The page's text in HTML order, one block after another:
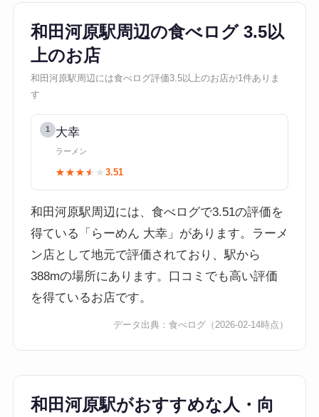
和田河原駅周辺の食べログ 3.5以
上のお店
和田河原駅周辺には食べログ評価3.5以上のお店が1件ありま
す
1 大幸
ラーメン
★★★★★
★★★★★ 3.51
和田河原駅周辺には、食べログで3.51の評価を
得ている「らーめん 大幸」があります。ラーメ
ン店として地元で評価されており、駅から
388mの場所にあります。口コミでも高い評価
を得ているお店です。
データ出典：食べログ （2026-02-14時点）
和田河原駅がおすすめな人・向